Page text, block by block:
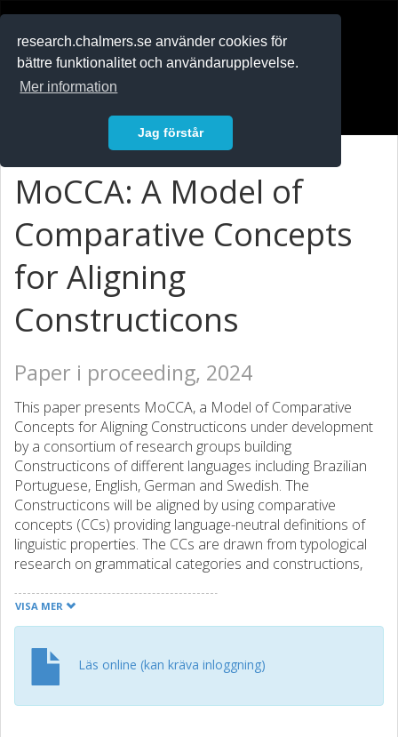
research.chalmers.se använder cookies för
bättre funktionalitet och användarupplevelse.
Mer information
Jag förstår
MoCCA: A Model of
Comparative Concepts
for Aligning
Constructicons
Paper i proceeding, 2024
This paper presents MoCCA, a Model of Comparative
Concepts for Aligning Constructicons under development
by a consortium of research groups building
Constructicons of different languages including Brazilian
Portuguese, English, German and Swedish. The
Constructicons will be aligned by using comparative
concepts (CCs) providing language-neutral definitions of
linguistic properties. The CCs are drawn from typological
research on grammatical categories and constructions,
network. Language-specific constructions are linked to the
CCs in accordance with general principles. MoCCA is
Database file and multiple Linking files containing relations
between constructions in a Constructicon and the CCs.
Tools are planned to facilitate visualization of the CC
VISA MER
Läs online (kan kräva inloggning)